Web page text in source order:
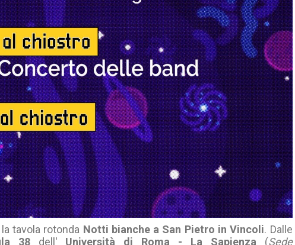
tavola rotonda Notti bianche a San Pietro in Vincoli. Dalle
38 dell' Università di Roma - La Sapienza (Sede